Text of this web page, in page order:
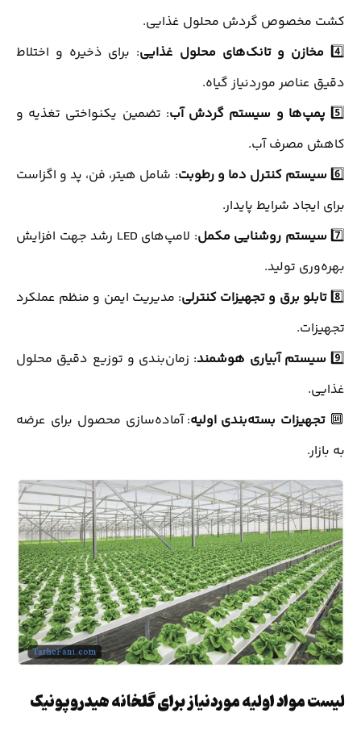
کشت مخصوص گردش محلول غذایی.
4️⃣ مخازن و تانک‌های محلول غذایی: برای ذخیره و اختلاط
دقیق عناصر موردنیاز گیاه.
5️⃣ پمپ‌ها و سیستم گردش آب: تضمین یکنواختی تغذیه و
کاهش مصرف آب.
6️⃣ سیستم کنترل دما و رطوبت: شامل هیتر، فن، پد و اگزاست
برای ایجاد شرایط پایدار.
7️⃣ سیستم روشنایی مکمل
: لامپ‌های LED رشد جهت افزایش
بهره‌وری تولید.
8️⃣تابلو برق و تجهیزات کنترلی: مدیریت ایمن و منظم عملکرد
تجهیزات.
9️⃣ سیستم آبیاری هوشمند: زمان‌بندی و توزیع دقیق محلول
غذایی.
🔟 تجهیزات بسته‌بندی اولیه: آماده‌سازی محصول برای عرضه
به بازار.
لیست مواد اولیه موردنیاز برای گلخانه هیدروپونیک